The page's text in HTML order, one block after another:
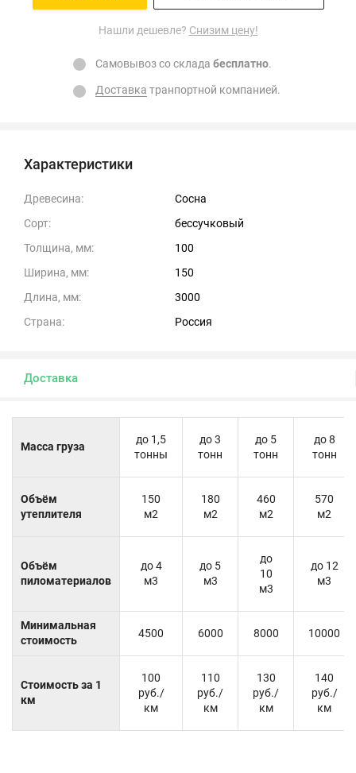
Характеристики
Древесина:
Сосна
Сорт:
бессучковый
Толщина, мм:
100
Ширина, мм:
150
Длина, мм:
3000
Страна:
Россия
Нашли дешевле? Снизим цену!
Самовывоз со склада бесплатно.
Доставка транпортной компанией.
Доставка
Масса груза
до 1,5
тонны
до 3
тонн
до 5
тонн
до 8
тонн
Объём
утеплителя
150
м2
180
м2
460
м2
570
м2
Объём
пиломатериалов
до 4
м3
до 5
м3
до
10
м3
до 12
м3
Минимальная
стоимость
4500 6000 8000 10000
Стоимость за 1
км
100
руб./
км
110
руб./
км
130
руб./
км
140
руб./
км